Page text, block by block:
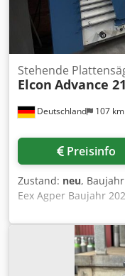
Deutschland 107 km
Stehende
Elcon Advance
Preisinfo
Zustand: neu,
Eex Agper Baujahr
Beschreibung:
horizontal: 80-
Schnitttiefe: 80mm
Durchmesser
Dachzahn